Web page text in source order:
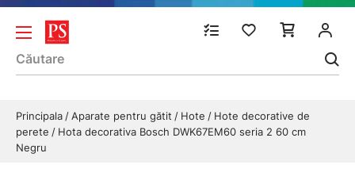
Principala Aparate pentru gătit Hote
Hote decorative de
perete
Hota decorativa Bosch DWK67EM60 seria 2 60 cm
Negru